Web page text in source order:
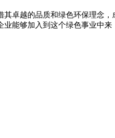
越的品质和绿色环保理念，
能够加入到这个绿色事业中来